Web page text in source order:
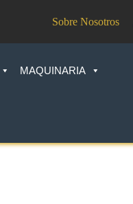
Sobre Nosotros
MAQUINARIA